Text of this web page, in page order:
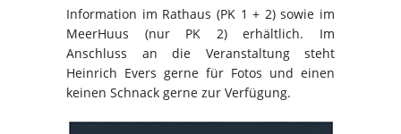
Information im Rathaus (PK 1 + 2) sowie im
MeerHuus (nur PK 2) erhältlich. Im
Anschluss an die Veranstaltung steht
Heinrich Evers gerne für Fotos und einen
keinen Schnack gerne zur Verfügung.